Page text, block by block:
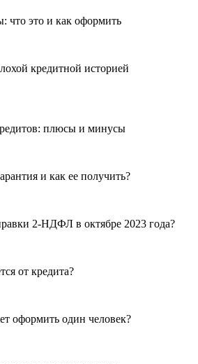
что это и как оформить
кредитной историей
плюсы и минусы
и как ее получить?
2-НДФЛ в октябре 2023 года?
от кредита?
оформить один человек?